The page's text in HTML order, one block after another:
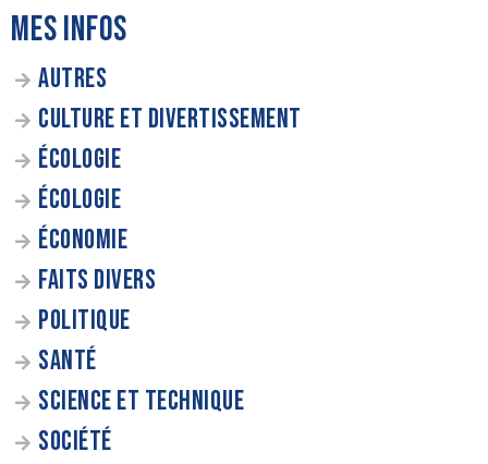
MES INFOS
AUTRES
CULTURE ET DIVERTISSEMENT
ÉCOLOGIE
ÉCOLOGIE
ÉCONOMIE
FAITS DIVERS
POLITIQUE
SANTÉ
SCIENCE ET TECHNIQUE
SOCIÉTÉ